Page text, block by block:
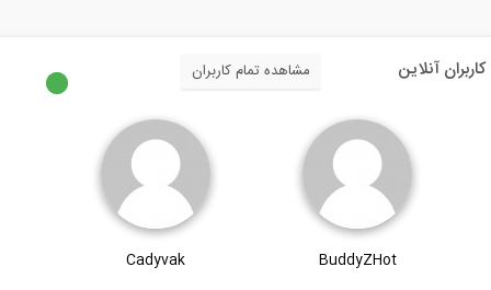
کاربران آنلاین مشاهده تمام کاربران
BuddyZHot
Cadyvak